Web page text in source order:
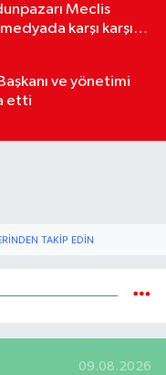
Meclis
karşı karşıya
ve yönetimi
etti
TAKIP EDIN
09.08.2026